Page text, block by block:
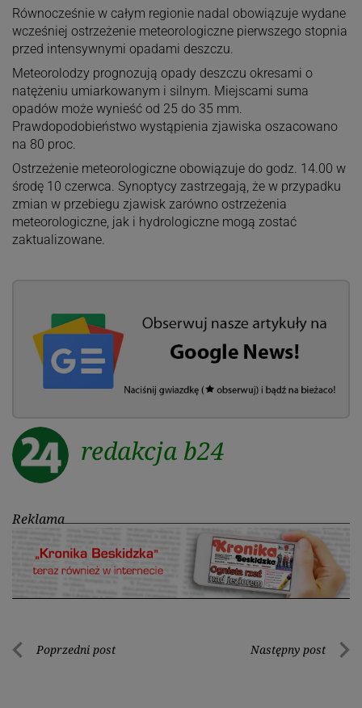
Równocześnie w całym regionie nadal obowiązuje wydane
wcześniej ostrzeżenie meteorologiczne pierwszego stopnia
przed intensywnymi opadami deszczu.
Meteorolodzy prognozują opady deszczu okresami o
natężeniu umiarkowanym i silnym. Miejscami suma
opadów może wynieść od 25 do 35 mm.
Prawdopodobieństwo wystąpienia zjawiska oszacowano
na 80 proc.
Ostrzeżenie meteorologiczne obowiązuje do godz. 14.00 w
środę 10 czerwca. Synoptycy zastrzegają, że w przypadku
zmian w przebiegu zjawisk zarówno ostrzeżenia
meteorologiczne, jak i hydrologiczne mogą zostać
zaktualizowane.
redakcja b24
Reklama
Nawigacja
Poprzedni post Następny post